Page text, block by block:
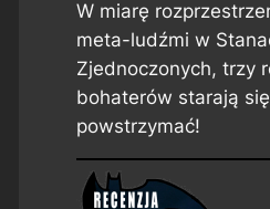
W miarę
meta-ludźmi w
Zjednoczonych, trzy
bohaterów starają
powstrzymać!